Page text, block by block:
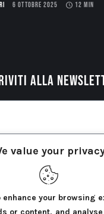
value your
enhance your browsing
or content, and
6 OTTOBRE 2025 12 MIN
alla
al trattamento dei miei
INVIA